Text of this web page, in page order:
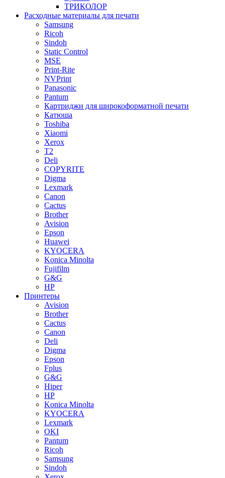
ТРИКОЛОР
Расходные материалы для печати
Samsung
Ricoh
Sindoh
Static Control
MSE
Print-Rite
NVPrint
Panasonic
Pantum
Картриджи для широкоформатной печати
Катюша
Toshiba
Xiaomi
Xerox
T2
Deli
COPYRITE
Digma
Lexmark
Canon
Cactus
Brother
Avision
Epson
Huawei
KYOCERA
Konica Minolta
Fujifilm
G&G
HP
Принтеры
Avision
Brother
Cactus
Canon
Deli
Digma
Epson
Fplus
G&G
Hiper
HP
Konica Minolta
KYOCERA
Lexmark
OKI
Pantum
Ricoh
Samsung
Sindoh